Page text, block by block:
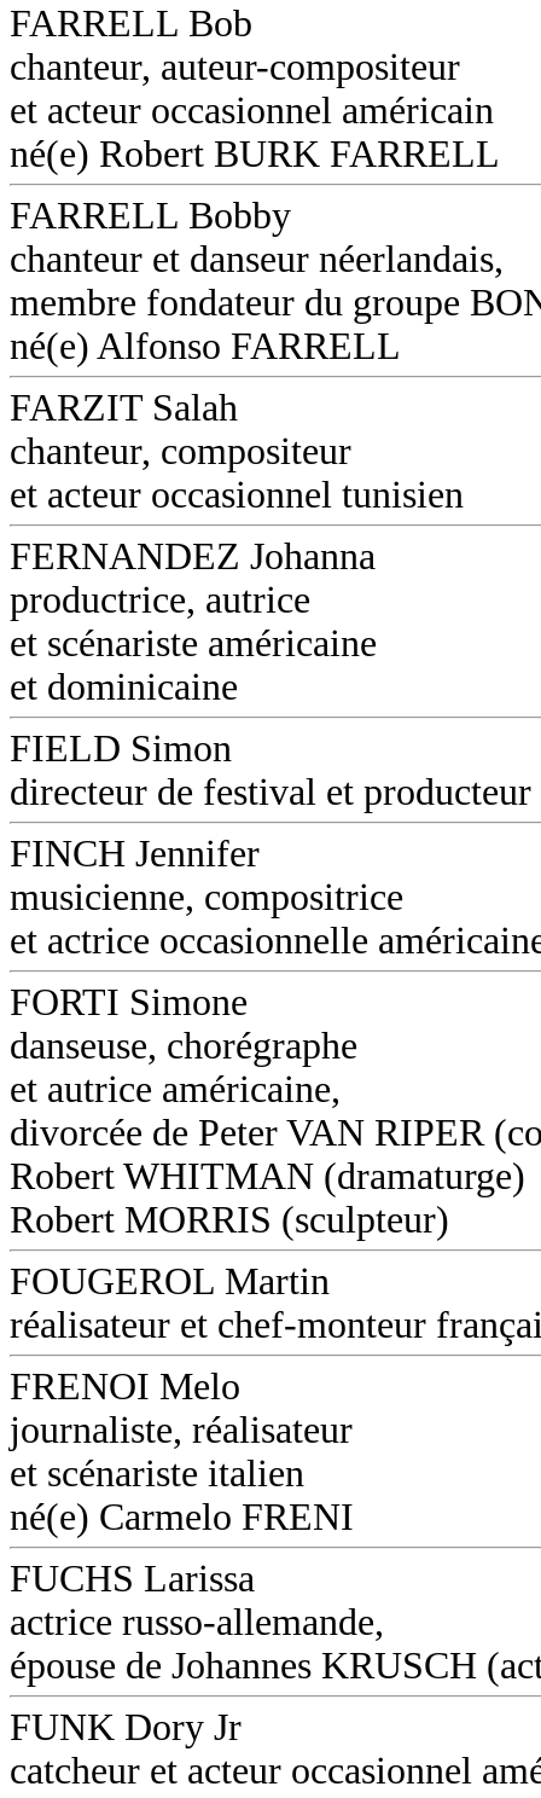
FARRELL Bob
chanteur, auteur-compositeur
et acteur occasionnel américain
né(e) Robert BURK FARRELL
FARRELL Bobby
chanteur et danseur néerlandais,
membre fondateur du groupe
né(e) Alfonso FARRELL
FARZIT Salah
chanteur, compositeur
et acteur occasionnel tunisien
FERNANDEZ Johanna
productrice, autrice
et scénariste américaine
et dominicaine
FIELD Simon
directeur de festival et
FINCH Jennifer
musicienne, compositrice
et actrice occasionnelle
FORTI Simone
danseuse, chorégraphe
et autrice américaine,
divorcée de Peter VAN RIPER
Robert WHITMAN (dramaturge)
Robert MORRIS (sculpteur)
FOUGEROL Martin
réalisateur et chef-monteur
FRENOI Melo
journaliste, réalisateur
et scénariste italien
né(e) Carmelo FRENI
FUCHS Larissa
actrice russo-allemande,
épouse de Johannes KRUSCH
FUNK Dory Jr
catcheur et acteur occasionnel